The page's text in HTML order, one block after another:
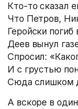
Кто-то сказал
Что Петров,
Геройски
Деев вынул
Спросил:
И с грустью
Сюда слишком
А вскоре в